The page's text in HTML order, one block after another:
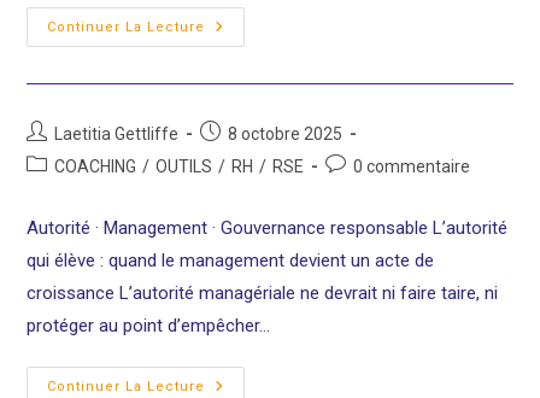
Continuer La Lecture
“Ce
N’est
Fragile.
C’est
Ton
Organisation
Toxique
Auteur/autrice
de
Laetitia Gettliffe
Publication
publiée :
8 octobre 2025
PostCOACHING / OUTILS / RH / RSE
Commentaires
publication :
0 commentaire
Autorité · Management · Gouvernance responsable L’autorité
qui élève : quand le management devient un acte de
croissance L’autorité managériale ne devrait ni faire taire, ni
protéger au point d’empêcher…
Continuer La Lecture
L’autorité